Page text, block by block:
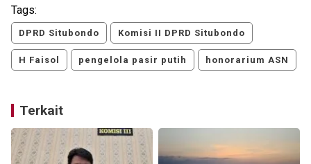
Tags:
DPRD Situbondo Komisi II DPRD Situbondo
H Faisol pengelola pasir putih honorarium ASN
Terkait